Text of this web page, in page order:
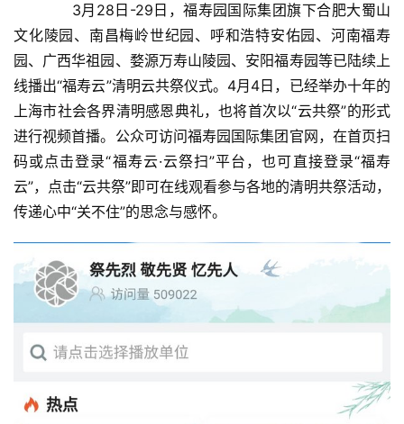
3月28日-29日，福寿园国际集团旗下合肥大蜀山
文化陵园、南昌梅岭世纪园、呼和浩特安佑园、河南福寿
园、广西华祖园、婺源万寿山陵园、安阳福寿园等已陆续上
线播出“福寿云”清明云共祭仪式。4月4日，已经举办十年的
上海市社会各界清明感恩典礼，也将首次以“云共祭”的形式
进行视频首播。公众可访问福寿园国际集团官网，在首页扫
码或点击登录“福寿云·云祭扫”平台，也可直接登录“福寿
云”，点击“云共祭”即可在线观看参与各地的清明共祭活动，
传递心中“关不住”的思念与感怀。